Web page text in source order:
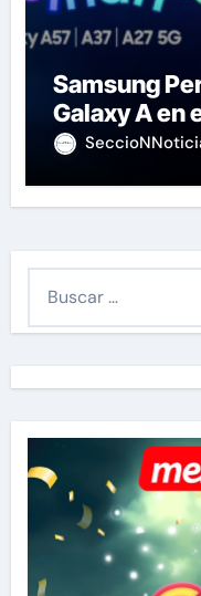
Samsung
Galaxy A en
r
: